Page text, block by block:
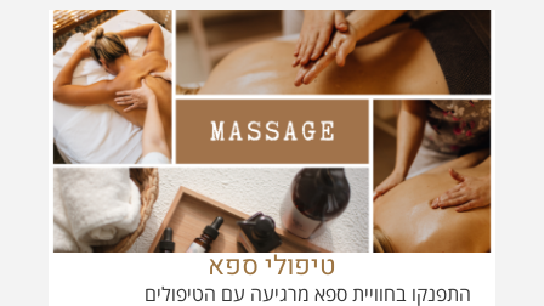
טיפולי ספא
התפנקו בחוויית ספא מרגיעה עם הטיפולים
המותאמים אישית שלנו, שנועדו להצעיר ולהחיות את
הגוף והנפש כאחד עם מטפלים שמגיעים ישר לחדר
הפרטי שלכם.
בין אם אתם מחפשים חוויה זוגית או זמן מנוחה
לעצמכם, אנו עובדים עם מטפלים מיומנים במיוחד
אשר מסורים לספק חווית ספא מרגיעה המותאמת
לצרכים האישיים שלכם.